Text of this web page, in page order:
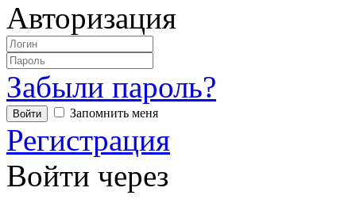
Авторизация
Забыли пароль?
Запомнить меня
Регистрация
Войти через